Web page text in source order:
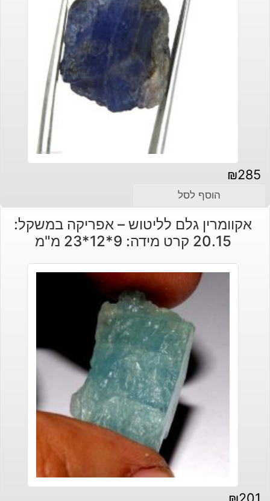
₪285
הוסף לסל
אקוומרין גלם לליטוש – אפריקה במשקל:
20.15 קרט מידה: 9*12*23 מ"מ
₪201